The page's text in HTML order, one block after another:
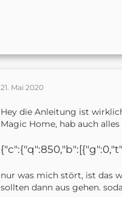
21. Mai 2020
Hey die Anleitung ist
Magic Home, hab auch
nur was mich stört, ist das
sollten dann aus gehen.